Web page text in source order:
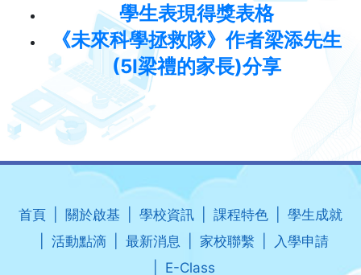
學生表現得獎表格
《未來科學拯救隊》作者梁添先生
(5I梁禮的家長)分享
首頁 關於啟基 學校資訊 課程特色
學生成就
活動點滴
最新消息 家校聯繫
入學申請
E-Class